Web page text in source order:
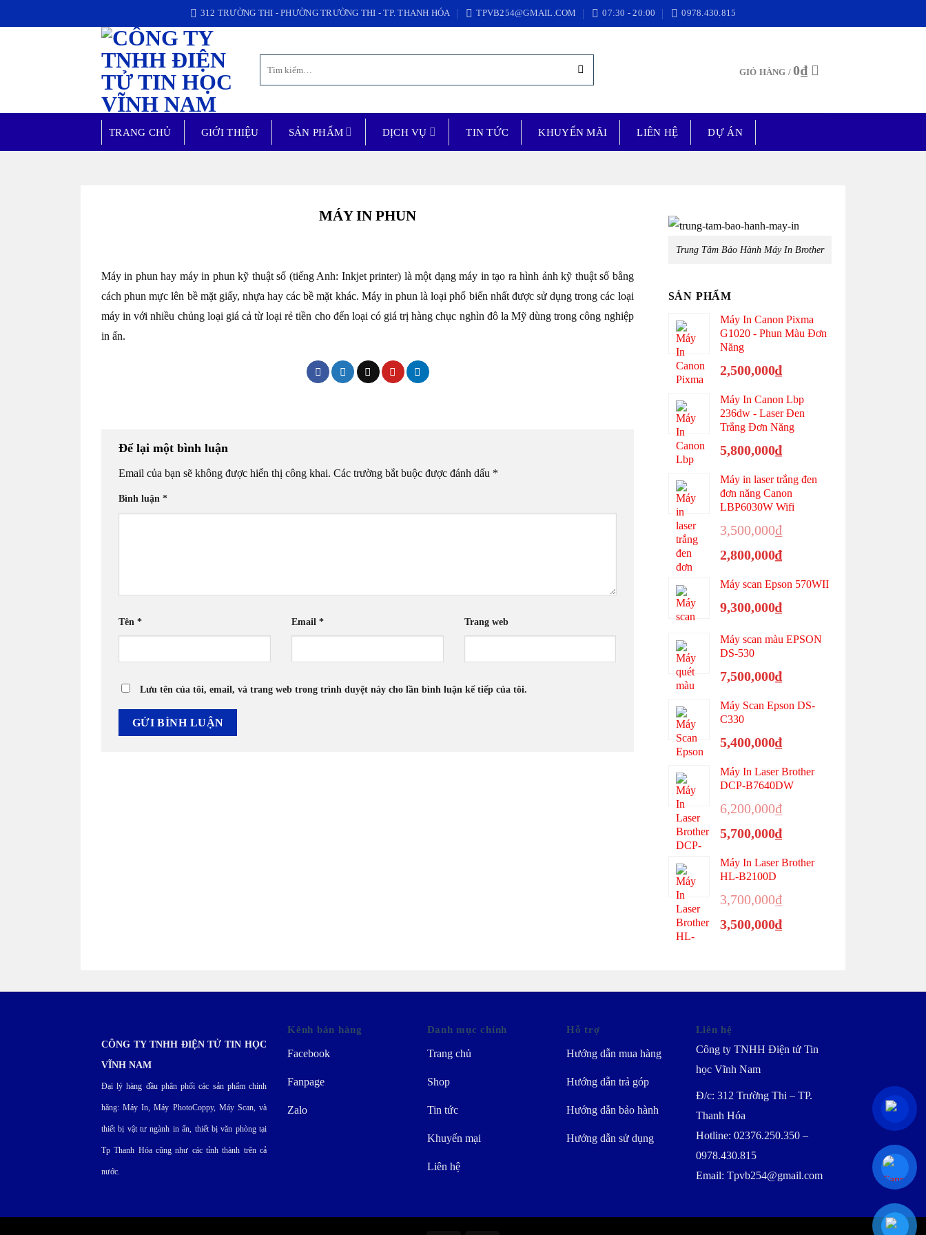
đến
312 TRƯỜNG THI - PHƯỜNG TRƯỜNG THI - TP. THANH HÓA TPVB254@GMAIL.COM 07:30 - 20:00 0978.430.815
kiếm:
GIỎ HÀNG /0₫
TRANG CHỦ GIỚI THIỆU SẢN PHẨM DỊCH VỤ TIN TỨC KHUYẾN MÃI LIÊN HỆ DỰ ÁN
MÁY IN PHUN
Máy in phun hay máy in phun kỹ thuật số (tiếng Anh: Inkjet printer) là một dạng máy in tạo ra hình ảnh kỹ thuật số bằng
cách phun mực lên bề mặt giấy, nhựa hay các bề mặt khác. Máy in phun là loại phổ biến nhất được sử dụng trong các loại
máy in với nhiều chủng loại giá cả từ loại rẻ tiền cho đến loại có giá trị hàng chục nghìn đô la Mỹ dùng trong công nghiệp
in ấn.
Để lại một bình luận
Email của bạn sẽ không được hiển thị công khai. Các trường bắt buộc được đánh dấu *
Bình luận *
Tên * Email * Trang web
Lưu tên của tôi, email, và trang web trong trình duyệt này cho lần bình luận kế tiếp của tôi.
Trung Tâm Bảo Hành Máy In Brother
SẢN PHẨM
Máy In Canon Pixma
G1020 - Phun Màu Đơn
Năng
2,500,000₫
Máy In Canon Lbp
236dw - Laser Đen
Trắng Đơn Năng
5,800,000₫
Máy in laser trắng đen
đơn năng Canon
LBP6030W Wifi
3,500,000₫
2,800,000₫Giá
hiện
2,800,000₫.
Máy scan Epson 570WII
9,300,000₫
Máy scan màu EPSON
DS-530
7,500,000₫
Máy Scan Epson DS-
C330
5,400,000₫
Máy In Laser Brother
DCP-B7640DW
6,200,000₫
5,700,000₫Giá
hiện
tại
Máy In Laser Brother
HL-B2100D
3,700,000₫
3,500,000₫Giá
hiện
CÔNG TY TNHH ĐIỆN TỬ TIN HỌC
VĨNH NAM
Đại lý hàng đầu phân phối các sản phẩm chính
hãng: Máy In, Máy PhotoCoppy, Máy Scan, và
thiết bị vật tư ngành in ấn, thiết bị văn phòng tại
Tp Thanh Hóa cũng như các tỉnh thành trên cả
nước.
Kênh bán hàng
Facebook
Fanpage
Zalo
Danh mục chính
Trang chủ
Shop
Tin tức
Khuyến mại
Liên hệ
Hỗ trợ
Hướng dẫn mua hàng
Hướng dẫn trả góp
Hướng dẫn bảo hành
Hướng dẫn sử dụng
Liên hệ
Công ty TNHH Điện tử Tin
học Vĩnh Nam
Đ/c: 312 Trường Thi – TP.
Thanh Hóa
Hotline: 02376.250.350 –
0978.430.815
Email: Tpvb254@gmail.com